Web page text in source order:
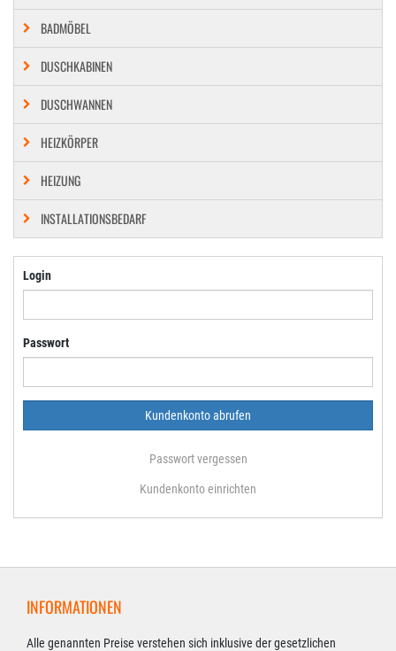
BADMÖBEL
DUSCHKABINEN
DUSCHWANNEN
HEIZKÖRPER
HEIZUNG
INSTALLATIONSBEDARF
Login
Passwort
Passwort vergessen
Kundenkonto einrichten
INFORMATIONEN
Alle genannten Preise verstehen sich inklusive der gesetzlichen